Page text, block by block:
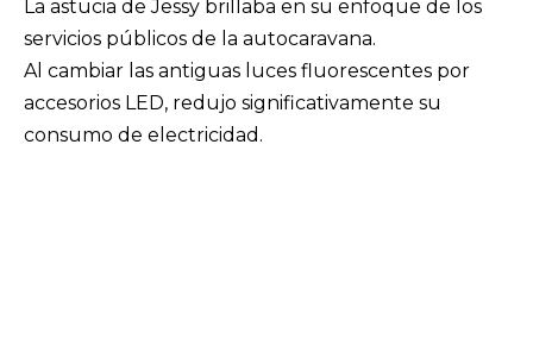
La astucia de Jessy brillaba en su enfoque de los
servicios públicos de la autocaravana.
Al cambiar las antiguas luces fluorescentes por
accesorios LED, redujo significativamente su
consumo de electricidad.